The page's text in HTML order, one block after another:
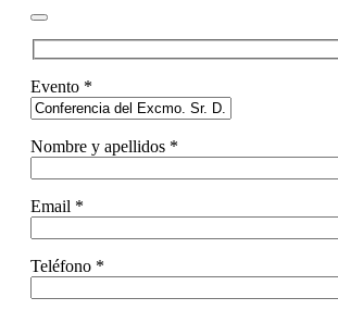
Evento *
Nombre y apellidos *
Email *
Teléfono *